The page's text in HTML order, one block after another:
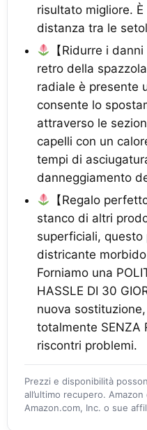
risultato migliore.
distanza tra le
【Ridurre i
retro della
radiale è presente
consente lo
attraverso le
capelli con un
tempi di
danneggiamento
【Regalo
stanco di altri
superficiali,
districante
Forniamo una
HASSLE DI 30
nuova
totalmente SENZA
riscontri problemi.
Prezzi e disponibilità
all’ultimo recupero.
Amazon.com, Inc. o sue